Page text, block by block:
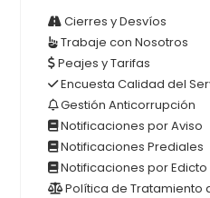
Cierres y Desvíos
Trabaje con Nosotros
Peajes y Tarifas
Encuesta Calidad del
Gestión Anticorrupción
Notificaciones por Aviso
Notificaciones Prediales
Notificaciones por Edicto
Política de Tratamiento